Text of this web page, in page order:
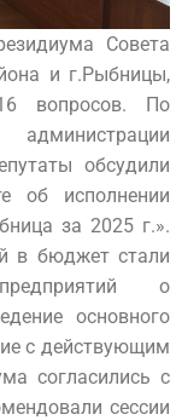
Совета
и г.Рыбницы,
вопросов. По
обсудили
об исполнении
за 2025 г.».
в бюджет стали
о
основного
с действующим
согласились с
сессии